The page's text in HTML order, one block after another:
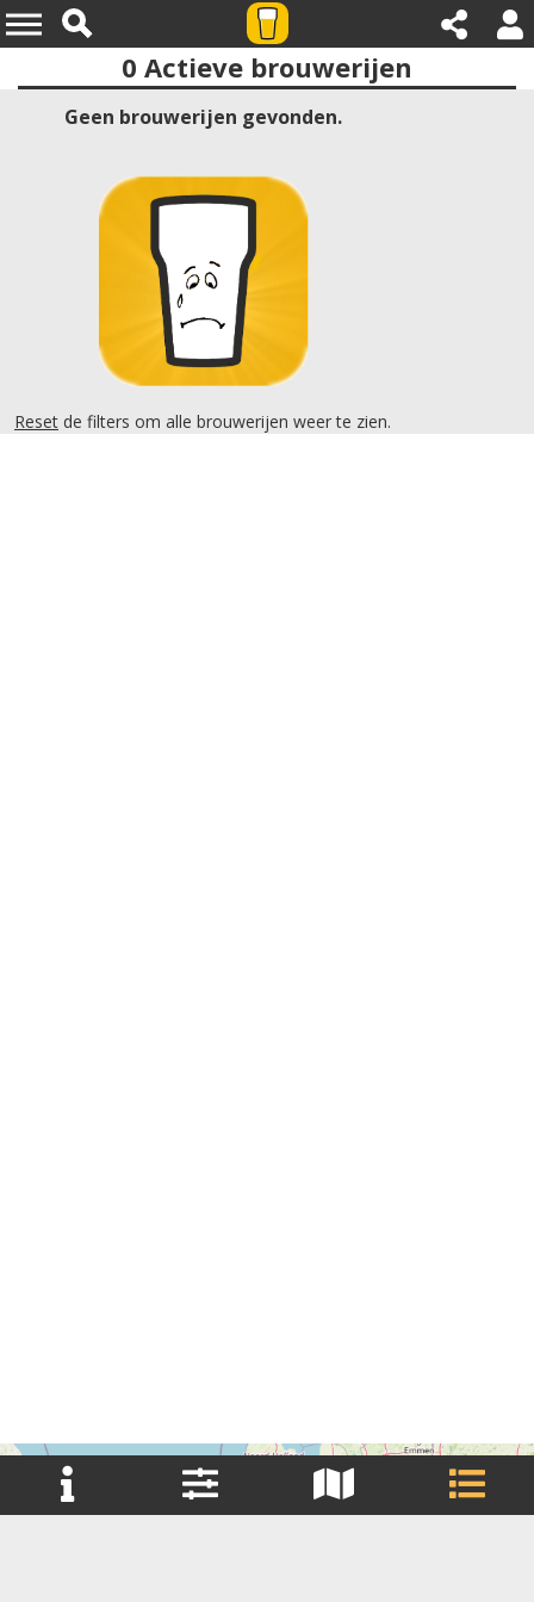
Provincies:zeeland
0 Actieve brouwerijen
Geen brouwerijen gevonden.
Reset de filters om alle brouwerijen weer te zien.
Reset filter(s)
−